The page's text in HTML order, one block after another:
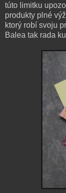
túto limitku
produkty plné
ktorý robí svoju
Balea tak rada